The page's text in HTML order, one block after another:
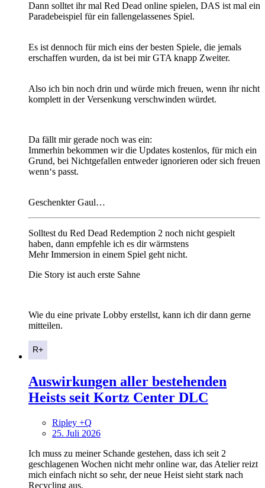
Dann solltet ihr mal Red Dead online spielen, DAS ist mal ein
Paradebeispiel für ein fallengelassenes Spiel.
Es ist dennoch für mich eins der besten Spiele, die jemals
erschaffen wurden, da ist bei mir GTA knapp Zweiter.
Also ich bin noch drin und würde mich freuen, wenn ihr nicht
komplett in der Versenkung verschwinden würdet.
Da fällt mir gerade noch was ein:
Immerhin bekommen wir die Updates kostenlos, für mich ein
Grund, bei Nichtgefallen entweder ignorieren oder sich freuen
wenn‘s passt.
Geschenkter Gaul…
Solltest du Red Dead Redemption 2 noch nicht gespielt
haben, dann empfehle ich es dir wärmstens
Mehr Immersion in einem Spiel geht nicht.
Die Story ist auch erste Sahne
Wie du eine private Lobby erstellst, kann ich dir dann gerne
mitteilen.
Auswirkungen aller bestehenden
Heists seit Kortz Center DLC
Ripley +Q
25. Juli 2026
Ich muss zu meiner Schande gestehen, dass ich seit 2
geschlagenen Wochen nicht mehr online war, das Atelier reizt
mich einfach nicht so sehr, der neue Heist sieht stark nach
Recycling aus.